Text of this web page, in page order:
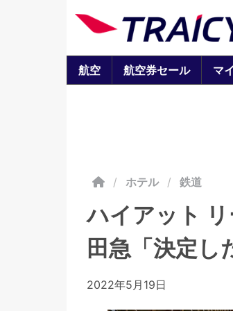
航空 航空券セール マ
/ ホテル 鉄道
ハイアット
田急「決定し
2022年5月19日